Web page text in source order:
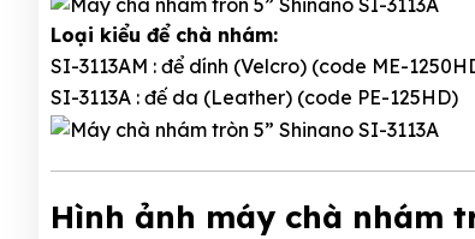
Loại kiểu để chà nhám:
SI-3113AM : để dính (Velcro) (code ME-
SI-3113A : đế da (Leather) (code PE-125HD)
Hình ảnh máy chà nhám